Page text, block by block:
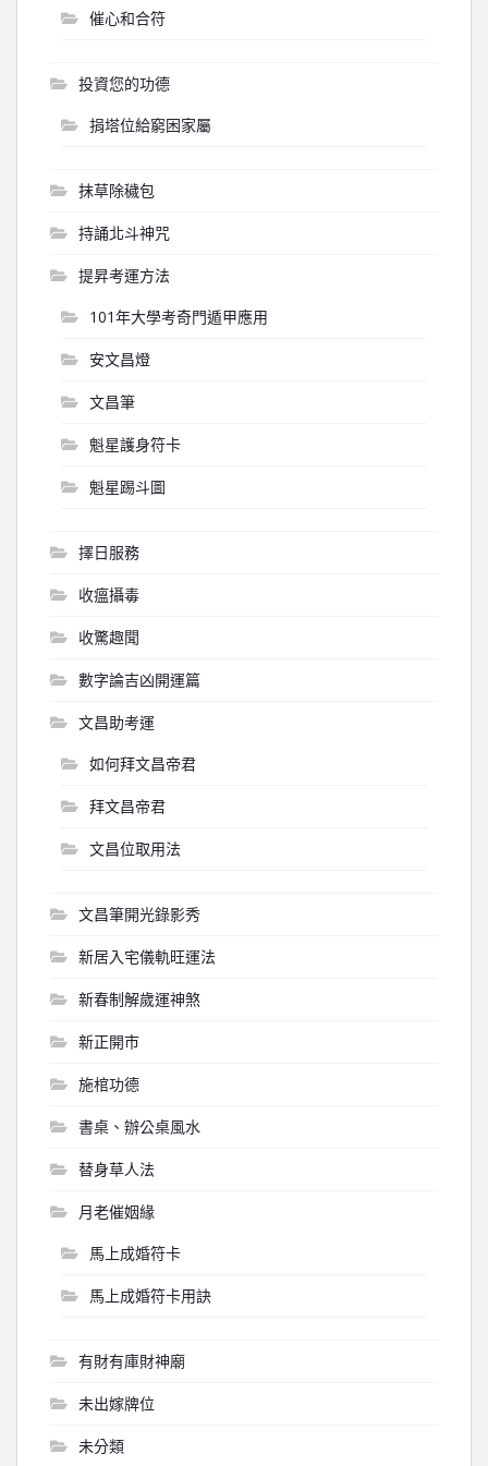
催心和合符
投資您的功德
捐塔位給窮困家屬
抹草除穢包
持誦北斗神咒
提昇考運方法
101年大學考奇門遁甲應用
安文昌燈
文昌筆
魁星護身符卡
魁星踢斗圖
擇日服務
收瘟攝毒
收驚趣聞
數字論吉凶開運篇
文昌助考運
如何拜文昌帝君
拜文昌帝君
文昌位取用法
文昌筆開光錄影秀
新居入宅儀軌旺運法
新春制解歲運神煞
新正開市
施棺功德
書桌、辦公桌風水
替身草人法
月老催姻緣
馬上成婚符卡
馬上成婚符卡用訣
有財有庫財神廟
未出嫁牌位
未分類